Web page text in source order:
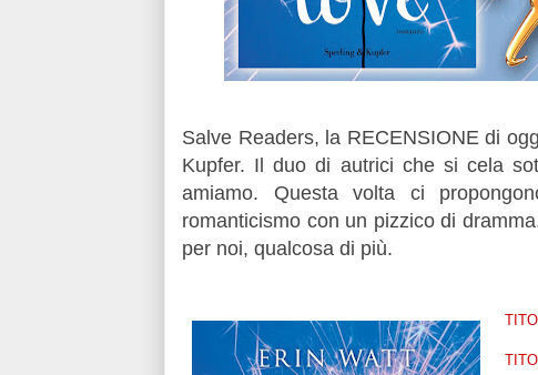
Salve Readers, la RECENSIONE di
Kupfer. Il duo di autrici che si cela
amiamo. Questa volta ci
romanticismo con un pizzico di
per noi, qualcosa di più.